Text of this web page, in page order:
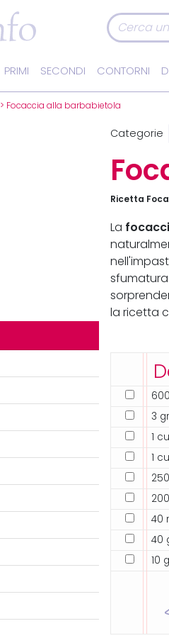
PRIMI SECONDI CONTORNI
> Focaccia alla barbabietola
Categorie
Ricetta
La
la ricetta
3
1
1
40
40
10